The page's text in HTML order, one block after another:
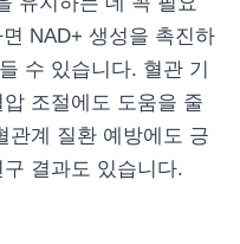
NAD+ 생성을 촉진하
수 있습니다. 혈관 기
조절에도 도움을 줄
관계 질환 예방에도 긍
결과도 있습니다.